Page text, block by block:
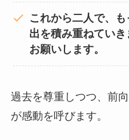
これから二人で、
出を積み重ねてい
お願いします。
過去を尊重しつつ、前
が感動を呼びます。